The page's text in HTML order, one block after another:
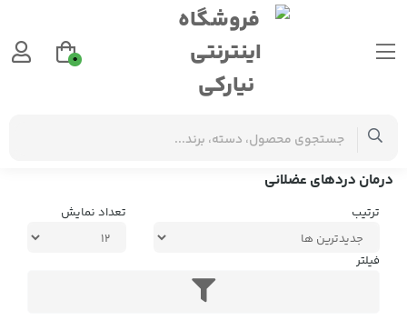
برچسب‌ها درمان دردهای عضلانی
درمان دردهای عضلانی
ترتیب تعداد نمایش
فیلتر
0